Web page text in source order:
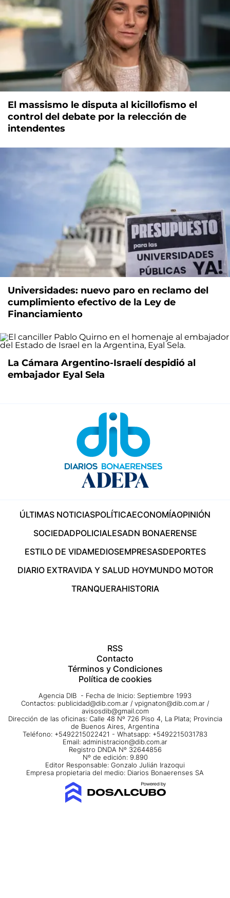
El massismo le disputa al kicillofismo el
control del debate por la relección de
intendentes
Universidades: nuevo paro en reclamo del
cumplimiento efectivo de la Ley de
Financiamiento
La Cámara Argentino-Israelí despidió al
embajador Eyal Sela
ÚLTIMAS NOTICIASPOLÍTICAECONOMÍAOPINIÓN
SOCIEDADPOLICIALESADN BONAERENSE
ESTILO DE VIDAMEDIOSEMPRESASDEPORTES
DIARIO EXTRAVIDA Y SALUD HOYMUNDO MOTOR
TRANQUERAHISTORIA
RSS
Contacto
Términos y Condiciones
Política de cookies
Agencia DIB - Fecha de Inicio: Septiembre 1993
Contactos: publicidad@dib.com.ar / vpignaton@dib.com.ar /
avisosdib@gmail.com
Dirección de las oficinas: Calle 48 Nº 726 Piso 4, La Plata; Provincia
de Buenos Aires, Argentina
Teléfono: +5492215022421 - Whatsapp: +5492215031783
Email: administracion@dib.com.ar
Registro DNDA Nº 32644856
Nº de edición: 9.890
Editor Responsable: Gonzalo Julián Irazoqui
Empresa propietaria del medio: Diarios Bonaerenses SA